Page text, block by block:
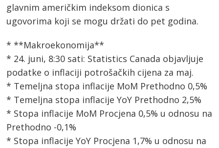
glavnim američkim indeksom dionica s
ugovorima koji se mogu držati do pet godina.
* **Makroekonomija**
* 24. juni, 8:30 sati: Statistics Canada objavljuje
podatke o inflaciji potrošačkih cijena za maj.
* Temeljna stopa inflacije MoM Prethodno 0,5%
* Temeljna stopa inflacije YoY Prethodno 2,5%
* Stopa inflacije MoM Procjena 0,5% u odnosu na
Prethodno -0,1%
* Stopa inflacije YoY Procjena 1,7% u odnosu na